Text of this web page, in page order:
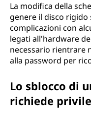
La modifica della
genere il disco
complicazioni con
legati all'hardware
necessario rientrare
alla password per
Lo sblocco di
richiede